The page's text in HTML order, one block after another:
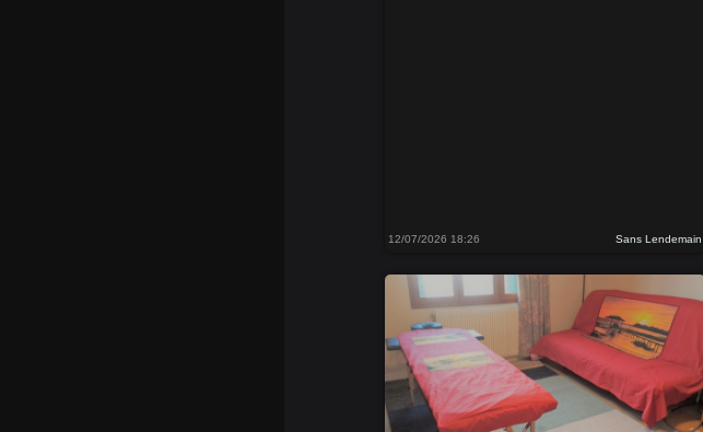
12/07/2026 18:26 Sans Lendemain